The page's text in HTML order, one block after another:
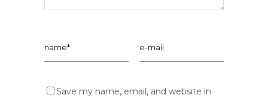
Save my name, email, and website in